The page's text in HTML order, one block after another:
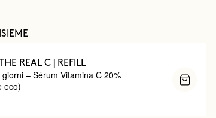
REAL C | REFILL
– Sérum Vitamina C 20%
eco)